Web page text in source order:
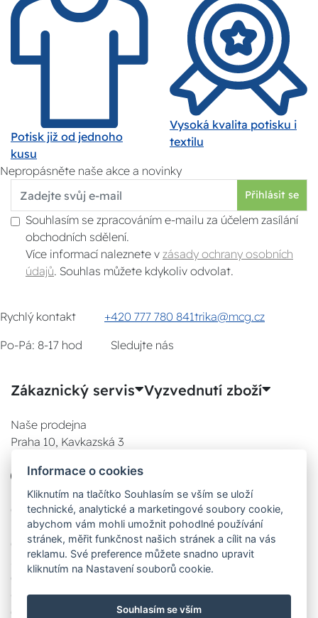
Potisk již od jednoho
kusu
Vysoká kvalita potisku i
textilu
Nepropásněte naše akce a novinky
Přihlásit se
Souhlasím se zpracováním e-mailu za účelem zasílání
obchodních sdělení.
Více informací naleznete v zásady ochrany osobních
údajů . Souhlas můžete kdykoliv odvolat.
Rychlý kontakt +420 777 780 841trika@mcg.cz
Po-Pá: 8-17 hod
Sledujte nás
Zákaznický servis Vyzvednutí zboží
Naše prodejna
Praha 10, Kavkazská 3
777 780 841
08:00 - 17:00
08:00 - 17:00
08:00 - 17:00
Čt:
08:00 - 17:00
Informace o cookies
Kliknutím na tlačítko Souhlasím se vším se uloží
technické, analytické a marketingové soubory cookie,
abychom vám mohli umožnit pohodlné používání
stránek, měřit funkčnost našich stránek a cílit na vás
reklamu. Své preference můžete snadno upravit
kliknutím na Nastavení souborů cookie.
Souhlasím se vším